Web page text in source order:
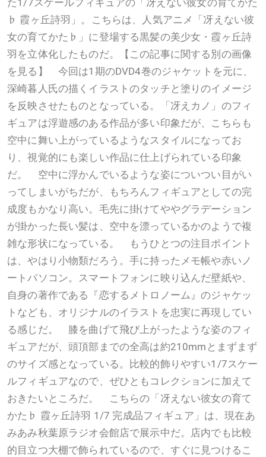
た1/7スケールフィギュアの「冴えない彼女の育てかた
♭ 霞ヶ丘詩羽」。こちらは、人気アニメ「冴えない彼
女の育てかた♭」に登場する黒髪の美少女・霞ヶ丘詩
羽を立体化したものだ。【この記事に関する別の画像
を見る】 今回は1期のDVD4巻のジャケットを元に、
深崎暮人氏の描くイラストのタッチと塗りのイメージ
を反映させたものとなっている。「冴えカノ」のフィ
ギュアは浮遊感のある作品が多い印象だが、こちらも
空中に舞い上がっているようなスタイルになってお
り、視覚的にも楽しい作品に仕上げられている印象
だ。 空中に浮かんでいるような姿についつい目がい
ってしまいがちだが、もちろんフィギュアとしての完
成度もかなり高い。毛先に掛けてややグラデーション
が掛かった長い髪は、空中を漂っているかのようで複
雑な形状になっている。 もうひとつの注目ポイント
は、やはり小物類だろう。手に持ったメモ帳や赤いノ
ートパソコン。スマートフォンに映り込んだ壁紙や、
自身の著作である『恋するメトロノーム』のジャケッ
トなども、オリジナルのイラストを忠実に再現してい
る感じだ。 膝を曲げて飛び上がったような姿のフィ
ギュアだが、頭頂部までの全高は約210mmとまずまず
のサイズ感となっている。比較的飾りやすい1/7スケー
ルフィギュアなので、ぜひともコレクションに加えて
おきたいところだ。 こちらの「冴えない彼女の育て
かた♭ 霞ヶ丘詩羽 1/7 完成品フィギュア」は、現在あ
みあみ秋葉原ラジオ会館店で展示中だ。店内でも比較
的目立つ大棚で飾られているので、すぐに見つけるこ